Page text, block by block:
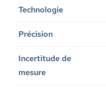
Technologie
Précision
Incertitude de
mesure